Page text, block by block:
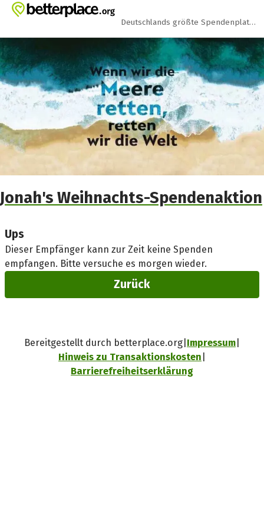
Zum Hauptinhalt springen
Erklärung zur Barrierefreiheit anzeigen
Deutschlands größte Spendenplattform
Jonah's Weihnachts-Spendenaktion
Ups
Dieser Empfänger kann zur Zeit keine Spenden
empfangen. Bitte versuche es morgen wieder.
Zurück
Bereitgestellt durch betterplace.org Impressum
Hinweis zu Transaktionskosten
Barrierefreiheitserklärung